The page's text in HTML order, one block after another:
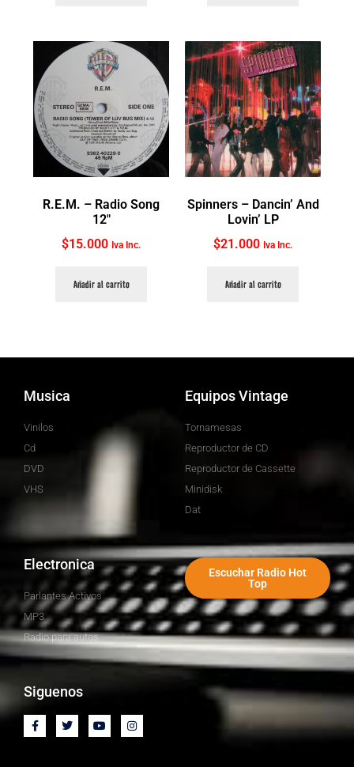
R.E.M. ‎– Radio Song
12″
$15.000 Iva Inc.
Añadir al carrito
Spinners ‎– Dancin’ And
Lovin’ LP
$21.000 Iva Inc.
Añadir al carrito
Musica
Vinilos
Cd
DVD
VHS
Equipos Vintage
Tornamesas
Reproductor de CD
Reproductor de Cassette
Minidisk
Dat
Electronica
Parlantes Activos
MP3
Radio para autos
Escuchar Radio Hot
Top
Siguenos